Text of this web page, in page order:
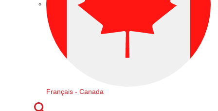
Français - Canada